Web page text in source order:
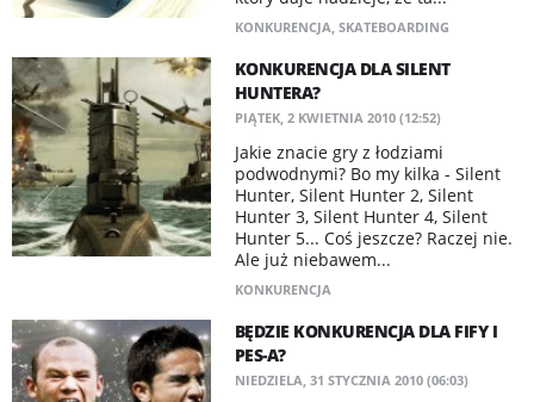
KONKURENCJA, SKATEBOARDING
KONKURENCJA DLA SILENT
HUNTERA?
PIĄTEK, 2 KWIETNIA 2010 (12:52)
Jakie znacie gry z łodziami
podwodnymi? Bo my kilka - Silent
Hunter, Silent Hunter 2, Silent
Hunter 3, Silent Hunter 4, Silent
Hunter 5... Coś jeszcze? Raczej nie.
Ale już niebawem...
KONKURENCJA
BĘDZIE KONKURENCJA DLA FIFY I
PES-A?
NIEDZIELA, 31 STYCZNIA 2010 (06:03)